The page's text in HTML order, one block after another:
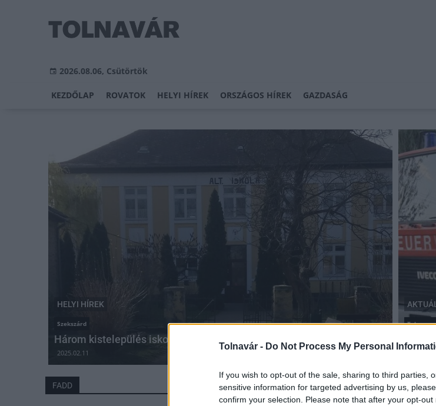
Tolnavár - Do Not Process My Personal
If you wish to opt-out of the sale, sharing to third parties,
sensitive information for targeted advertising by us,
confirm your selection. Please note that after your opt-
2026.08.06, Csütörtök
KEZDŐLAP ROVATOK HELYI HÍREK ORSZÁGOS HÍREK GAZDASÁG
HELYI HÍREK
Szekszárd
Három kistelepülés iskoláit újítják fel egyszerre Tolnában
2025.02.11
Tolna
FADD